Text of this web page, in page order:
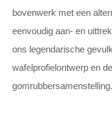
bovenwerk met een
eenvoudig aan- en
ons legendarische
wafelprofielontwerp en
gomrubbersamenstelling.